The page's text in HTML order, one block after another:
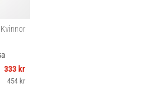
Kvinnor
333 kr
454 kr